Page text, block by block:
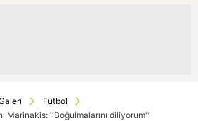
Futbol
Marinakis: ''Boğulmalarını diliyorum''